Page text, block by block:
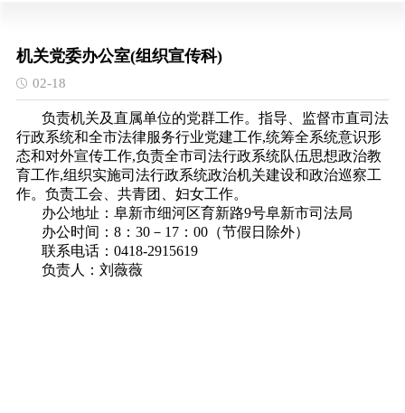
机关党委办公室(组织宣传科)
02-18
负责机关及直属单位的党群工作。指导、监督市直司法
行政系统和全市法律服务行业党建工作,统筹全系统意识形
态和对外宣传工作,负责全市司法行政系统队伍思想政治教
育工作,组织实施司法行政系统政治机关建设和政治巡察工
作。负责工会、共青团、妇女工作。
办公地址：阜新市细河区育新路9号阜新市司法局
办公时间：8：30－17：00（节假日除外）
联系电话：0418-2915619
负责人：刘薇薇